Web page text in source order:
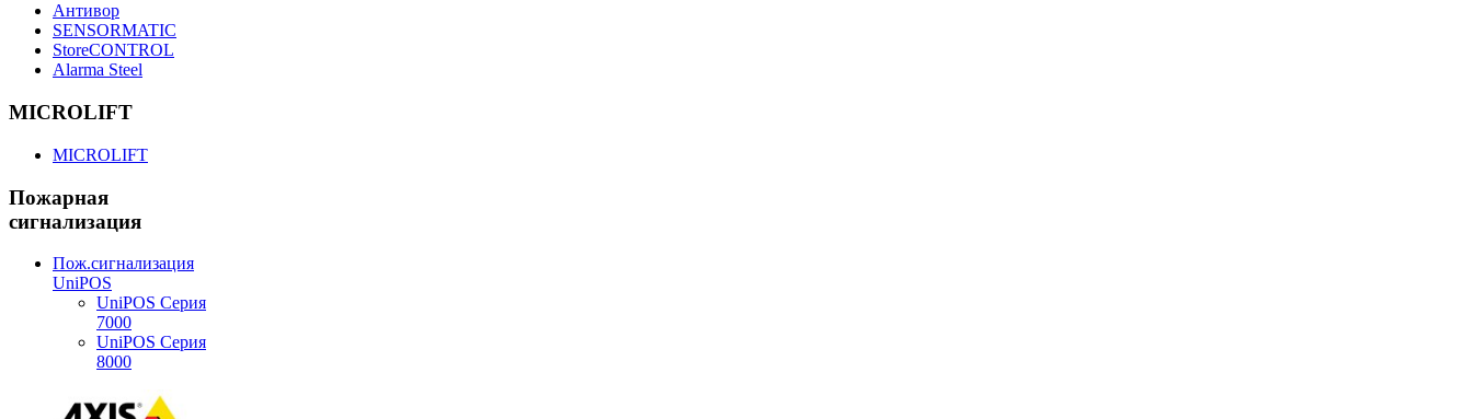
Антивор
SENSORMATIC
StoreCONTROL
Alarma Steel
MICROLIFT
MICROLIFT
Пожарная
сигнализация
Пож.сигнализация
UniPOS
UniPOS Серия
7000
UniPOS Серия
8000